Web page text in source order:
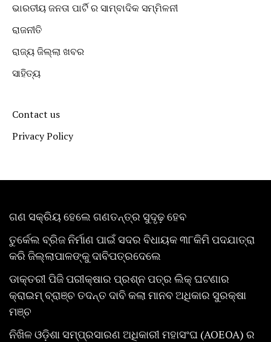
ଭାରତୀୟ ଜନତା ପାର୍ଟି ର ସାମ୍ବାଦିକ ସମ୍ମିଳନୀ
ରାଜନୀତି
ରାଜ୍ୟ ଜିଲ୍ଲା ଖବର
ସାହିତ୍ୟ
Contact us
Privacy Policy
ଗଣ ସକ୍ରିୟ ହେଲେ ଗଣତନ୍ତ୍ର ସୁଦୃଢ଼ ହେବ
ତୁର୍କେଲ ବ୍ରିଜ ନିର୍ମାଣ ପାଇଁ ସଦର ବିଧାୟକ ୩୮କିମି ପଦଯାତ୍ରା
କରି ଜିଲ୍ଲାପାଳଙ୍କୁ ଦାବିପତ୍ରଦେଲେ
ଡାକ୍ତରୀ ପିଜି ପରୀକ୍ଷାର ପ୍ରଶ୍ନ ପତ୍ର ଲିକ୍ ଘଟଣାର
କ୍ରାଇମ୍ ବ୍ରାଞ୍ଚ ତଦନ୍ତ ଦାବି କଲା ମାନବ ଅଧିକାର ସୁରକ୍ଷା
ମଞ୍ଚ
ନିଖିଳ ଓଡ଼ିଶା ସମ୍ପ୍ରସାରଣ ଅଧିକାରୀ ମହାସଂଘ (AOEOA) ର